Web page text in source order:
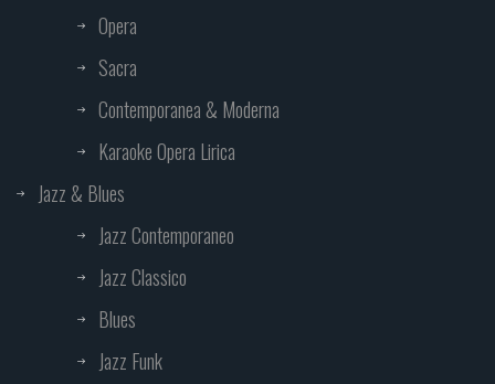
Opera
Sacra
Contemporanea & Moderna
Karaoke Opera Lirica
Jazz & Blues
Jazz Contemporaneo
Jazz Classico
Blues
Jazz Funk